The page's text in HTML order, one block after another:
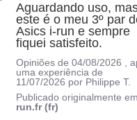
Aguardando uso,
este é o meu 3º par
Asics i-run e sempre
fiquei satisfeito.
Opiniões de04/08/2026 ,
uma experiência de
11/07/2026 por Philippe T.
Publicado originalmente
run.fr (fr)